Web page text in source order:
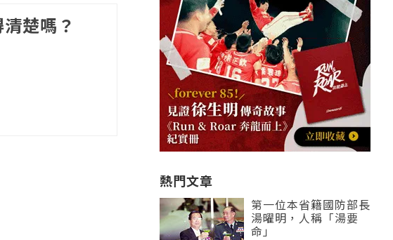
楚嗎？
熱門文章
第一位本省籍國防部長
湯曜明，人稱「湯要
命」